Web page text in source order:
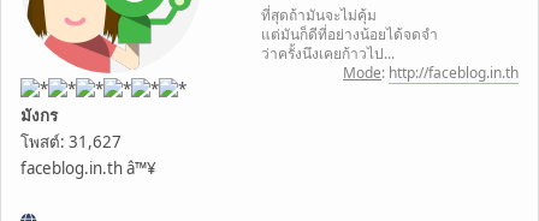
มังกร
โพสต์: 31,627
faceblog.in.th â™¥
ที่สุดถ้ามันจะไม่คุ้ม
แต่มันก็ดีที่อย่างน้อยได้จดจำ
ว่าครั้งนึงเคยก้าวไป...
Mode: http://faceblog.in.th